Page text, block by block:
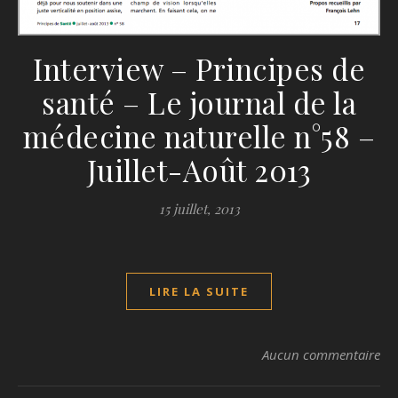
Interview – Principes de
santé – Le journal de la
médecine naturelle n°58 –
Juillet-Août 2013
15 juillet, 2013
LIRE LA SUITE
Aucun commentaire